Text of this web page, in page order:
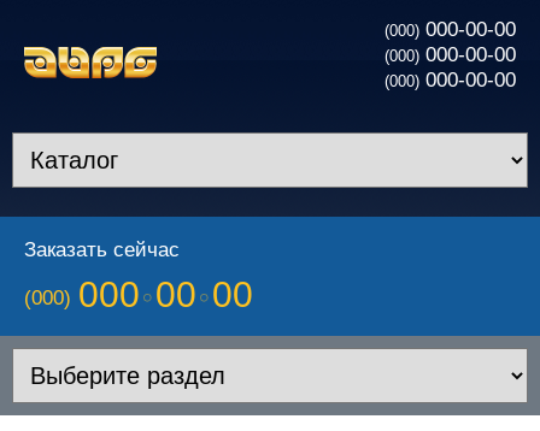
(000) 000-00-00
(000) 000-00-00
(000) 000-00-00
Заказать сейчас
(000) 000 00 00